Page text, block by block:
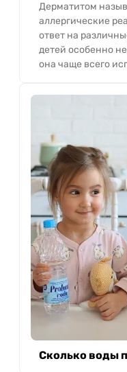
Дерматитом
аллергические
ответ на
детей особенно
она чаще всего
Сколько воды